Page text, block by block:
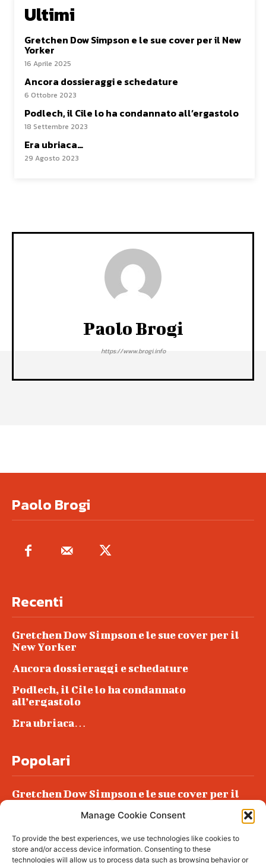
Manage Cookie Consent
To provide the best experiences, we use technologies like cookies to
store and/or access device information. Consenting to these
technologies will allow us to process data such as browsing behavior or
Ultimi
Gretchen Dow Simpson e le sue cover per il New
Yorker
16 Aprile 2025
Ancora dossieraggi e schedature
6 Ottobre 2023
Podlech, il Cile lo ha condannato all’ergastolo
18 Settembre 2023
Era ubriaca…
29 Agosto 2023
Paolo Brogi
https://www.brogi.info
Paolo Brogi
Recenti
Gretchen Dow Simpson e le sue cover per il
New Yorker
Ancora dossieraggi e schedature
Podlech, il Cile lo ha condannato
all’ergastolo
Era ubriaca…
Popolari
Gretchen Dow Simpson e le sue cover per il
Podlech, il Cile lo ha condannato
all’ergastolo